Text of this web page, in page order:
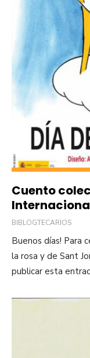
Cuento
BIBLOGTECARIOS
Buenos días! Para
la rosa y de Sant
publicar esta